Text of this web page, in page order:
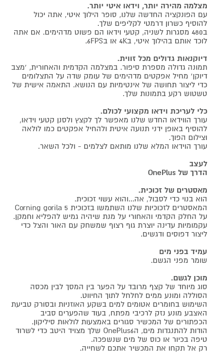
מצלמה מהירה יותר, וידאו איטי יותר.
עם הפונקציה החדשה שלנו, סופר הילוך איטי, אתה יכול
להוסיף כשרון דרמטי לקליפים שלך.
ב480 מסגרות לשניה, קטעי וידאו הם פשוט מדהימים. אם אתה
לוכד אותם בהילוך איטי, ב4K או ב6FPS.
דיוקנאות גדולים מכל זווית.
תמונה גדולה מספרת סיפור. במצלמה הקדמית והאחורית, 'מצב
דיוקן' מחיל אפקטים מדהימים של עומק שדה על התצלומים
כדי ליצור תחושה של אינטימיות עם הנושא. התאמה אישית של
טשטוש רקע בתמונות שלך.
כלי לעריכת וידאו מקצועי לכולם.
עורך הווידאו החדש שלנו מאפשר לך לקצץ ולסנן קטעי וידאו,
להוסיף באופן ידני תנועה איטית ולהחיל אפקטים כמו לולאה
וצילום הפוך.
עורך הוידאו המלא שלנו מותאם לצלמים - ולכל השאר.
לעצב
הדרך של OnePlus
מאסטרים של זכוכית.
הוא בנוי כדי לסבול, אה...והוא עשוי זכוכית.
המאסטרים לזכוכיות שלנו השתמשו בזכוכית Corning gorila 5
על החלק הקדמי והאחורי על מנת שיהיה גמיש להפליא וחמקן.
עקמומיות עדינה יוצרת גוף רצוף שמשחק עם האור והצל כדי
ליצור דפוסים ודגשים.
עמיד בפני מים
שומר מפני הגשם.
מוכן לגשם.
סוג מיוחד של קצף מרובד על הפער בין המסך לבין מכסה
הסוללה ומונע ממים לחלחל לתוך החיווט.
השימוש בחומרים אטומים למים בשקע האוזניות ובסורק טביעת
האצבע מונע נזק לרכיבי מפתח, בעוד שהפערים סביב
הכפתורים של המכשיר סגורים באמצעות לולאות סיליקון.
הודות להתנגדות מים, הOnePlus6 שלך מצויד היטב כדי לשרוד
טיפה בכיור או כוס של מים שנשפכה.
רק אל תקחו את המכשיר אתכם לשחייה.